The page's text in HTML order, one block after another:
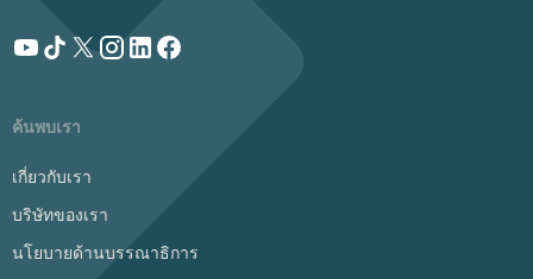
ค้นพบเรา
เกี่ยวกับเรา
บริษัทของเรา
นโยบายด้านบรรณาธิการ